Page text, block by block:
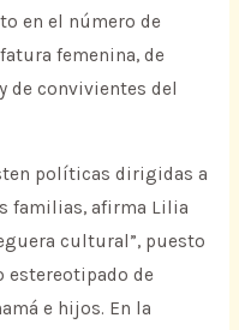
en el número de
femenina, de
de convivientes del
políticas dirigidas a
familias, afirma Lilia
cultural”, puesto
estereotipado de
e hijos. En la